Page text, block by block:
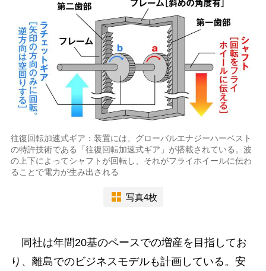
往復回転加速式ギア：装置には、グローバルエナジーハーベスト
の特許技術である「往復回転加速式ギア」が搭載されている。波
の上下によってシャフトが回転し、それがフライホイールに伝わ
ることで電力が生み出される
写真4枚
同社は年間20基のペースでの増産を目指してお
り、離島でのビジネスモデルも計画している。安